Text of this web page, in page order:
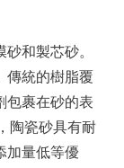
和製芯砂。
傳統的樹脂覆
包裹在砂的表
陶瓷砂具有耐
加量低等優